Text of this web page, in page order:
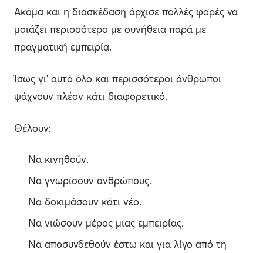
Ακόμα και η διασκέδαση άρχισε πολλές φορές να
μοιάζει περισσότερο με συνήθεια παρά με
πραγματική εμπειρία.
Ίσως γι’ αυτό όλο και περισσότεροι άνθρωποι
ψάχνουν πλέον κάτι διαφορετικό.
Θέλουν:
Να κινηθούν.
Να γνωρίσουν ανθρώπους.
Να δοκιμάσουν κάτι νέο.
Να νιώσουν μέρος μιας εμπειρίας.
Να αποσυνδεθούν έστω και για λίγο από τη